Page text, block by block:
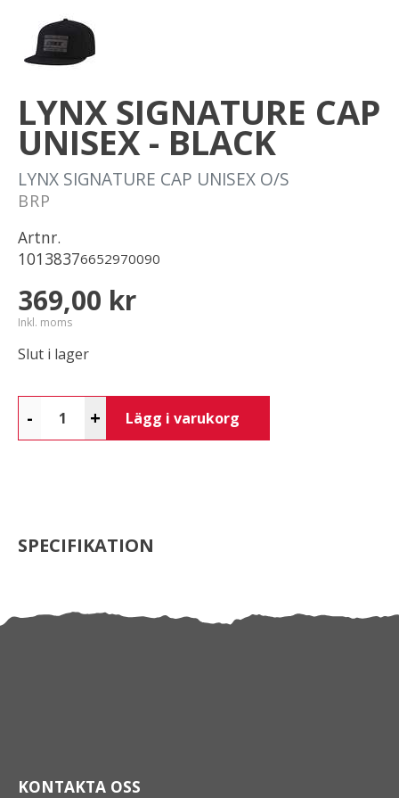
LYNX SIGNATURE CAP
UNISEX - BLACK
LYNX SIGNATURE CAP UNISEX O/S
BRP
Artnr.
10138376652970090
369,00 kr
Inkl. moms
Slut i lager
- + Lägg i varukorg
SPECIFIKATION
KONTAKTA OSS